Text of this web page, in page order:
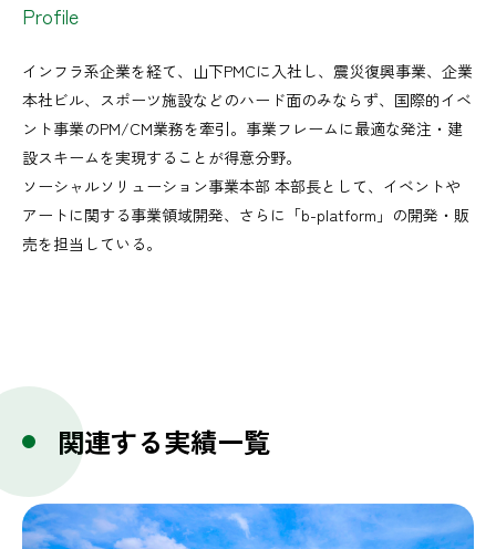
Profile
インフラ系企業を経て、山下PMCに入社し、震災復興事業、企業
本社ビル、スポーツ施設などのハード面のみならず、国際的イベ
ント事業のPM/CM業務を牽引。事業フレームに最適な発注・建
設スキームを実現することが得意分野。
ソーシャルソリューション事業本部 本部長として、イベントや
アートに関する事業領域開発、さらに「b-platform」の開発・販
売を担当している。
関連する実績一覧